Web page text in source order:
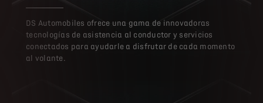
DS Automobiles ofrece una gama de innovadoras
tecnologías de asistencia al conductor y servicios
conectados para ayudarle a disfrutar de cada momento
al volante.